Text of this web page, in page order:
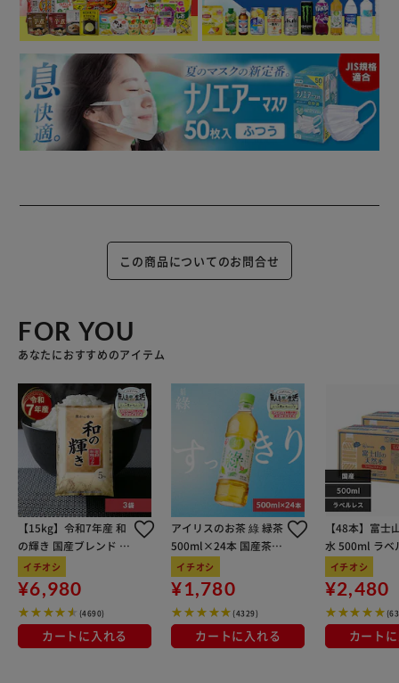
この商品についてのお問合せ
FOR YOU
あなたにおすすめのアイテム
【15kg】令和7年産 和
の輝き 国産ブレンド 5
kg×3袋
イチオシ
¥6,980
(4690)
カートに入れる
アイリスのお茶 綠 緑茶
500ml×24本 国産茶葉
100％使用
イチオシ
¥1,780
(4329)
カートに入れる
【48本】富士
水 500ml ラベ
イチオシ
¥2,480
カート